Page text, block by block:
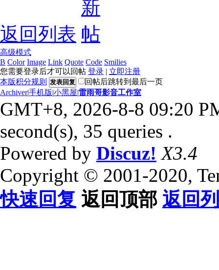
返回列表
高级模式
B Color Image Link Quote Code Smilies
您需要登录后才可以回帖 登录 | 立即注册
本版积分规则
发表回复
回帖后跳转到最后一页
Archiver|手机版|小黑屋|雷雨哥影音工作室
GMT+8, 2026-8-8 09:20
second(s), 35 queries .
Powered by Discuz! X3.4
Copyright © 2001-2020,
快速回复 返回顶部 返回